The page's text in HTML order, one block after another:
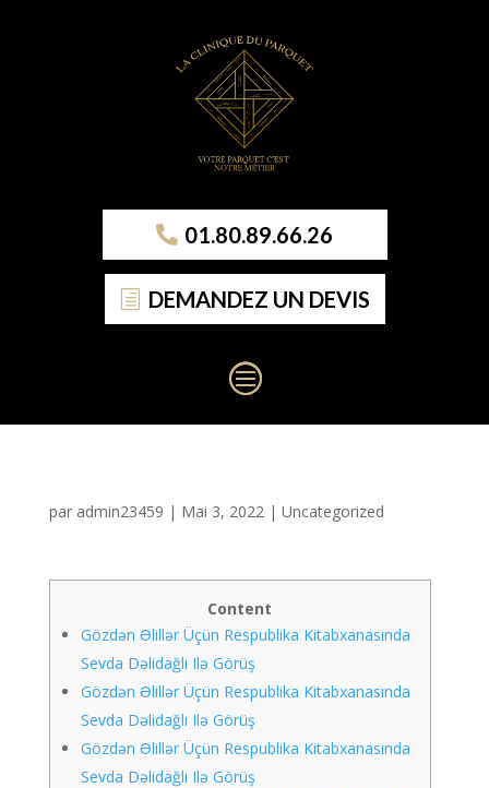
01.80.89.66.26
DEMANDEZ UN DEVIS
par admin23459 | Mai 3, 2022| Uncategorized
Content
Gözdən Əlillər Üçün Respublika Kitabxanasında
Sevda Dəlidağlı Ilə Görüş
Gözdən Əlillər Üçün Respublika Kitabxanasında
Sevda Dəlidağlı Ilə Görüş
Gözdən Əlillər Üçün Respublika Kitabxanasında
Sevda Dəlidağlı Ilə Görüş